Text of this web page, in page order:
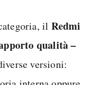
il Redmi
qualità –
versioni: